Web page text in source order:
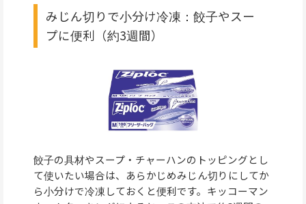
みじん切りで小分け冷凍：餃子やスー
プに便利（約3週間）
餃子の具材やスープ・チャーハンのトッピングとし
て使いたい場合は、あらかじめみじん切りにしてか
ら小分けで冷凍しておくと便利です。キッコーマン